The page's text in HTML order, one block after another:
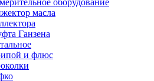
оборудование
масла
Ганзена
и флюс